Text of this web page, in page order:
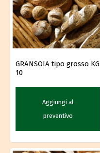
GRANSOIA tipo grosso KG
10
Aggiungi al
preventivo